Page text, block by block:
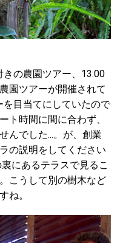
の農園ツアー、13:00
園ツアーが開催されて
目当てにしていたので
ト時間に間に合わず、
んでした...。が、創業
の説明をしてください
にあるテラスで見るこ
こうして別の樹木など
ね。